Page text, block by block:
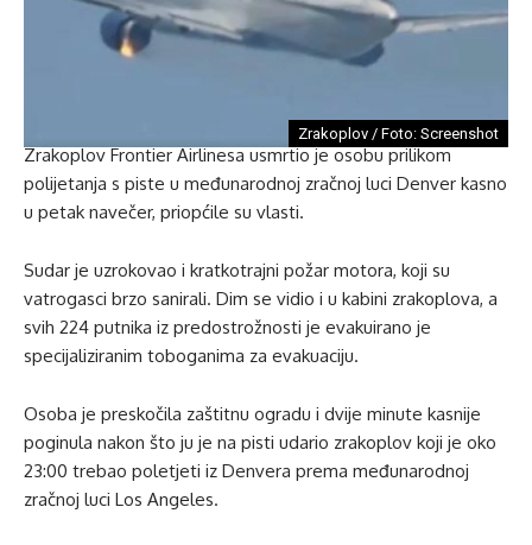
Zrakoplov / Foto: Screenshot
Zrakoplov Frontier Airlinesa usmrtio je osobu prilikom
polijetanja s piste u međunarodnoj zračnoj luci Denver kasno
u petak navečer, priopćile su vlasti.
Sudar je uzrokovao i kratkotrajni požar motora, koji su
vatrogasci brzo sanirali. Dim se vidio i u kabini zrakoplova, a
svih 224 putnika iz predostrožnosti je evakuirano je
specijaliziranim toboganima za evakuaciju.
Osoba je preskočila zaštitnu ogradu i dvije minute kasnije
poginula nakon što ju je na pisti udario zrakoplov koji je oko
23:00 trebao poletjeti iz Denvera prema međunarodnoj
zračnoj luci Los Angeles.